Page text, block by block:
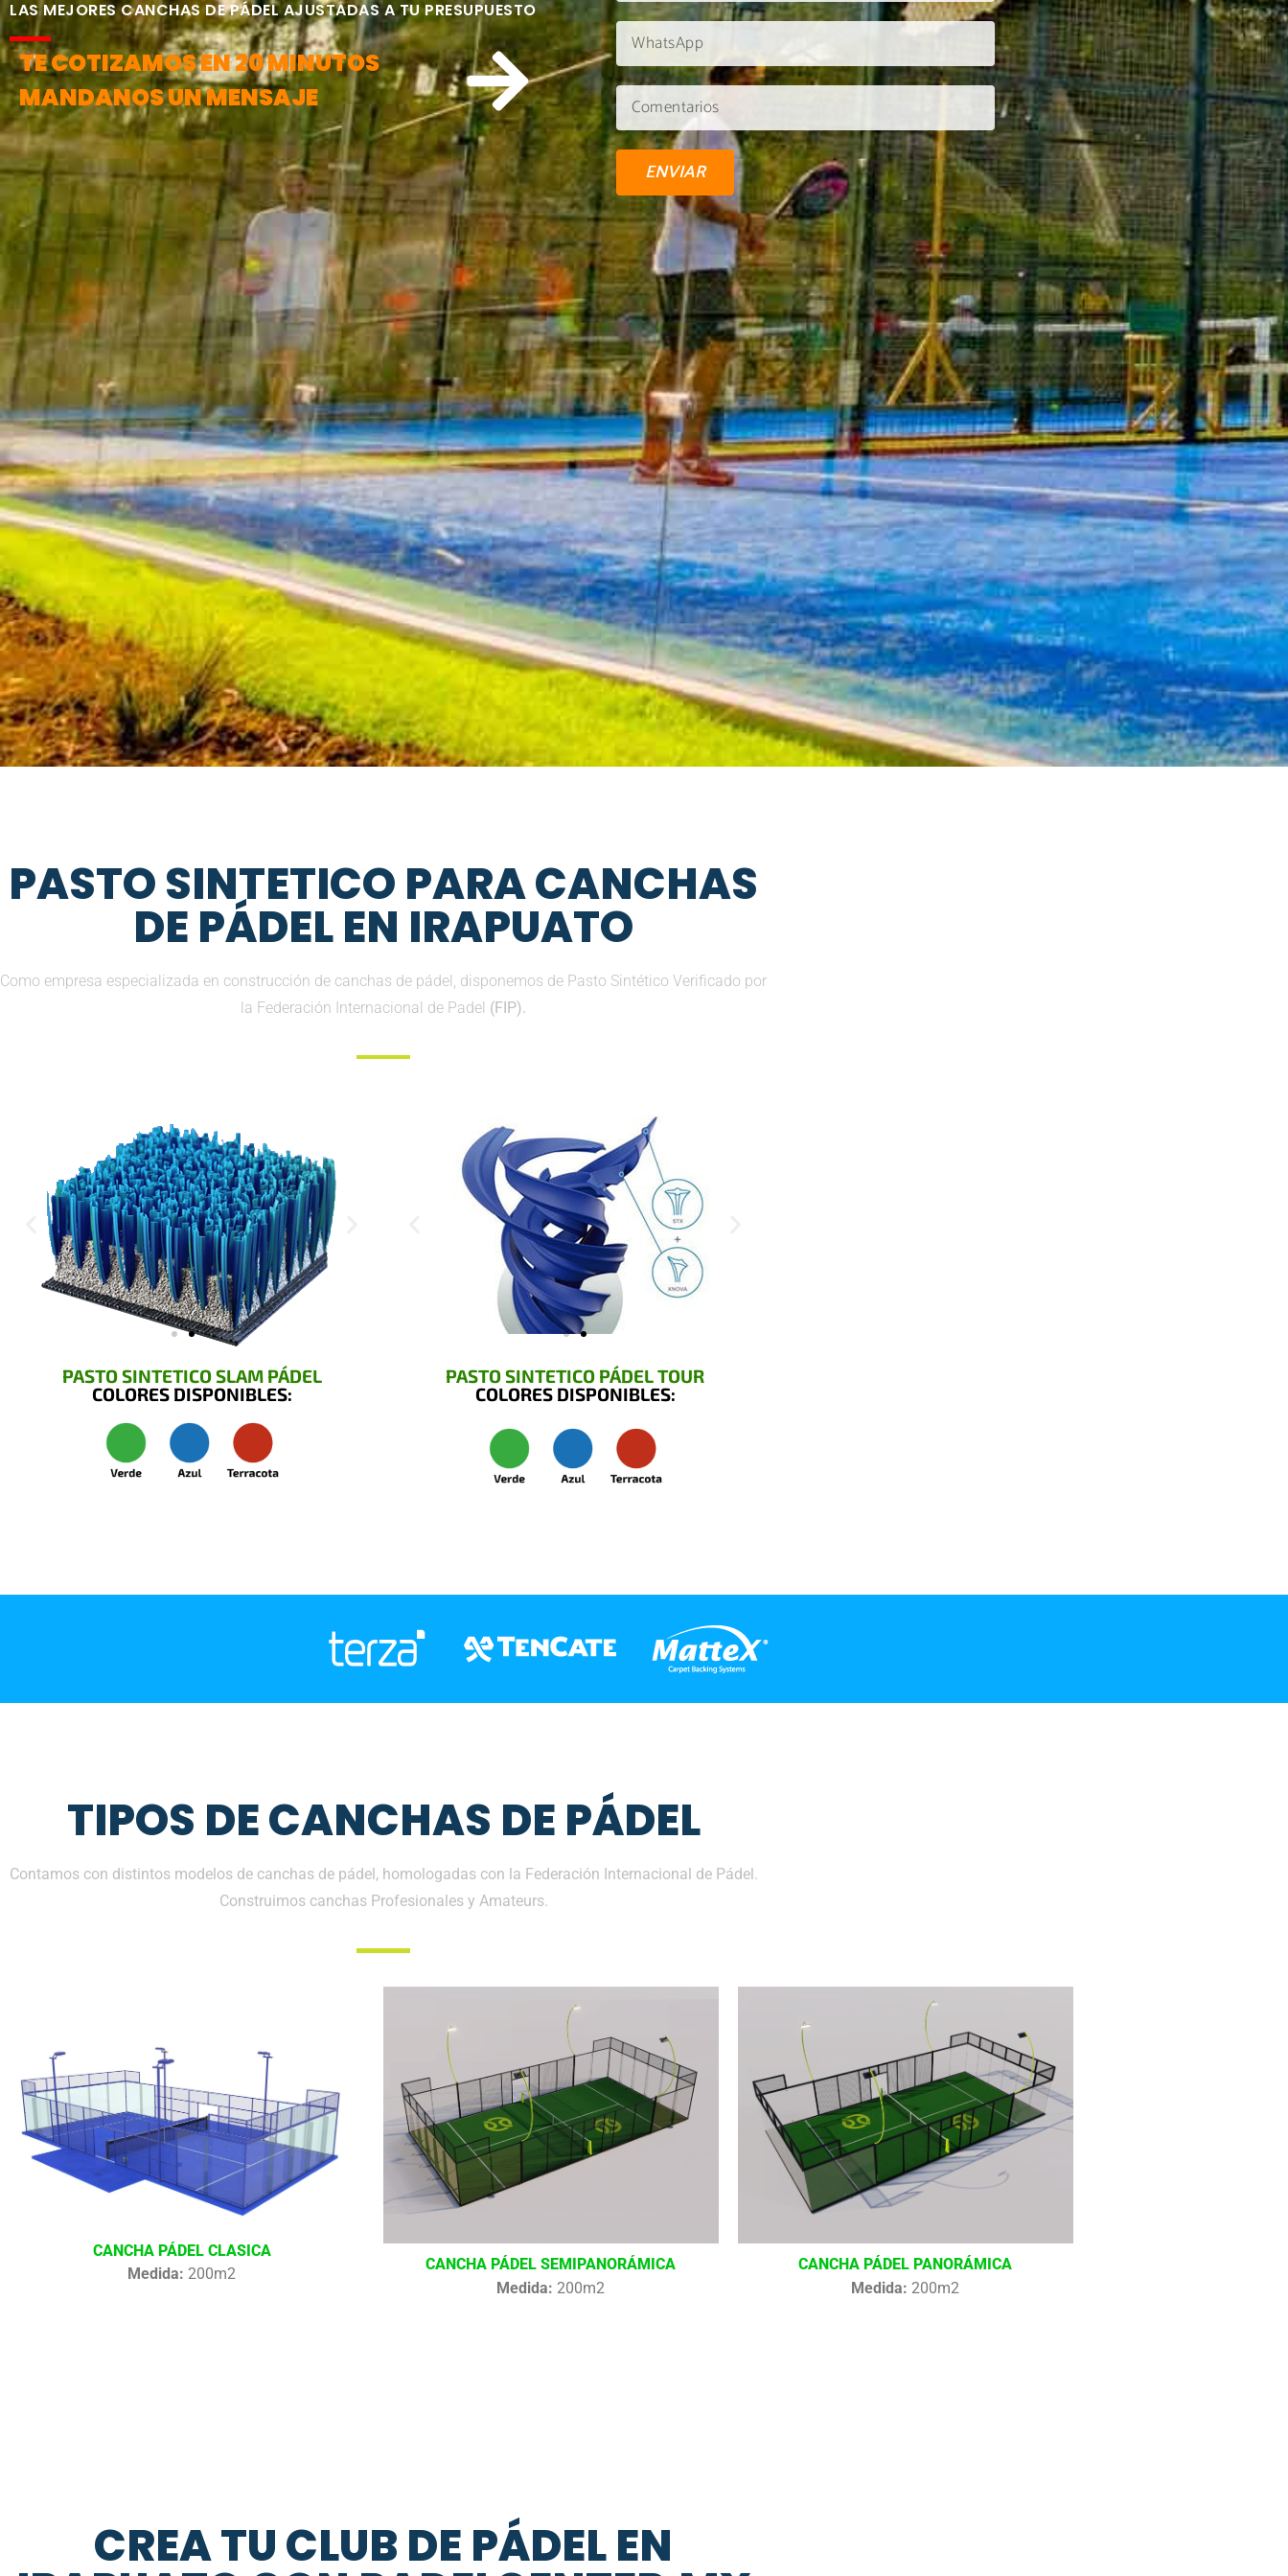
LAS MEJORES CANCHAS DE PÁDEL AJUSTADAS A TU PRESUPUESTO
TE COTIZAMOS EN 20 MINUTOS
MANDANOS UN MENSAJE
ENVIAR
PASTO SINTETICO PARA CANCHAS
DE PÁDEL EN IRAPUATO
Como empresa especializada en construcción de canchas de pádel, disponemos de Pasto Sintético Verificado por
la Federación Internacional de Padel (FIP).
PASTO SINTETICO SLAM PÁDEL
COLORES DISPONIBLES:
PASTO SINTETICO PÁDEL TOUR
COLORES DISPONIBLES:
TIPOS DE CANCHAS DE PÁDEL
Contamos con distintos modelos de canchas de pádel, homologadas con la Federación Internacional de Pádel.
Construimos canchas Profesionales y Amateurs.
CANCHA PÁDEL CLASICA
Medida: 200m2
CANCHA PÁDEL SEMIPANORÁMICA
Medida: 200m2
CANCHA PÁDEL PANORÁMICA
Medida: 200m2
CREA TU CLUB DE PÁDEL EN